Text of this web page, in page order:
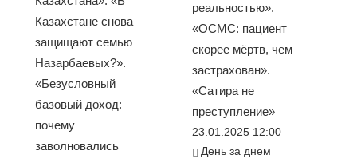
Казахстане снова
защищают семью
Назарбаевых?».
«Безусловный
базовый доход:
почему
заволновались
реальностью».
«ОСМС: пациент
скорее мёртв, чем
застрахован».
«Сатира не
преступление»
23.01.2025 12:00
День за днем